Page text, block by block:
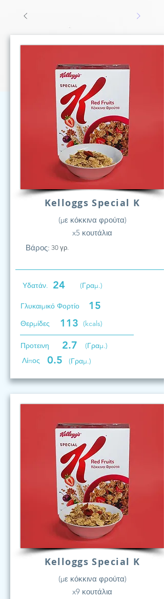
Kelloggs Special K
(με κόκκινα φρούτα)
x5 κουτάλια
Βάρος: 30 γρ.
Υδατάν. 24 (Γραμ.)
Γλυκαιμικό Φορτίο 15
Θερμίδες 113 (kcals)
Προτεινη 2.7
(Γραμ.)
Λίπος
0.5 (Γραμ.)
Kelloggs Special K
(με κόκκινα φρούτα)
x9 κουτάλια